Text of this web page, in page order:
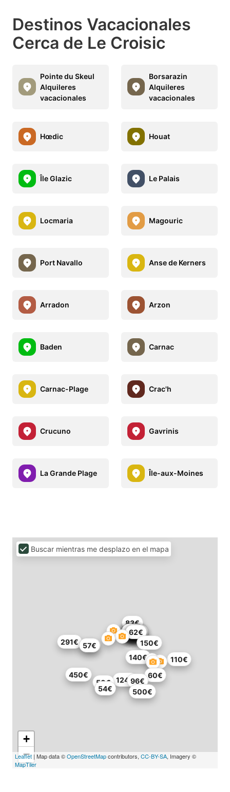
Destinos Vacacionales
Cerca de Le Croisic
Pointe du Skeul
Alquileres
vacacionales
Borsarazin
Alquileres
vacacionales
Hœdic Houat
Île Glazic Le Palais
Locmaria Magouric
Port Navallo Anse de Kerners
Arradon Arzon
Baden Carnac
Carnac-Plage Crac'h
Crucuno Gavrinis
La Grande Plage Île-aux-Moines
110€
140€
111€
500€
291€
124€
450€
54€
150€
60€
96€
50€
69€
83€
52€
69€
64€
63€
64€
69€
64€
67€
59€
63€
57€
46€
63€
63€
63€
62€
+
−
Leaflet | Map data ©OpenStreetMapcontributors, CC-BY-SA, Imagery ©
MapTiler
Buscar mientras me desplazo en el mapa